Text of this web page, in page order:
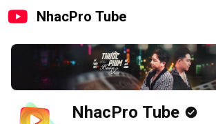
NhacPro Tube
NhacPro Tube